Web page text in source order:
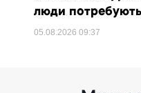
люди
05.08.202609:37